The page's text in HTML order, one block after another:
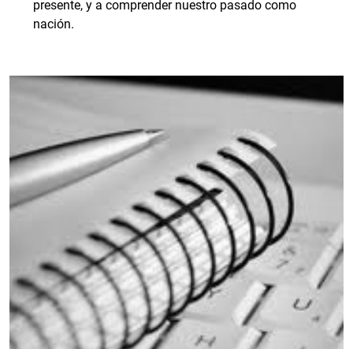
presente, y a comprender nuestro pasado como
nación.